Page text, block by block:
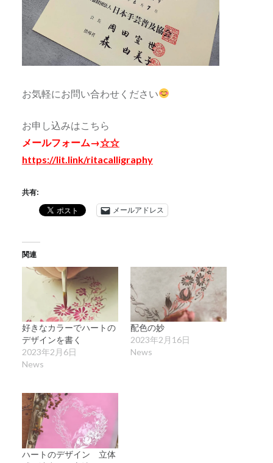
お気軽にお問い合わせください
お申し込みはこちら
メールフォーム→☆☆
https://lit.link/ritacalligraphy
共有:
メールアドレス
関連
好きなカラーでハートの
デザインを書く
2023年2月6日
News
配色の妙
2023年2月16日
News
ハートのデザイン 立体